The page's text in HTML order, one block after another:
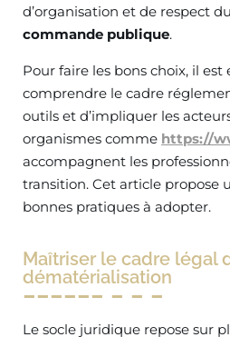
d’organisation et de respect du
commande publique.
Pour faire les bons choix, il est
comprendre le cadre
outils et d’impliquer les
organismes comme https://
accompagnent les
transition. Cet article propose
bonnes pratiques à adopter.
Maîtriser le cadre légal
dématérialisation
Le socle juridique repose sur